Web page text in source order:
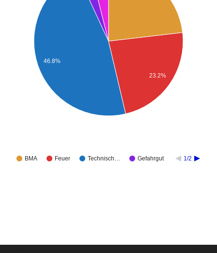
BMA Feuer Technisch… Gefahrgut 1/2
23.2%
46.8%